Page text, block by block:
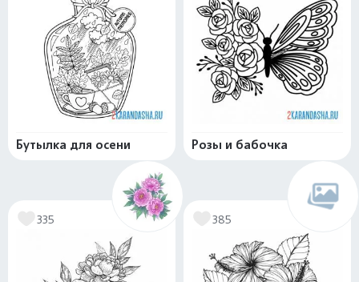
Бутылка для осени Розы и бабочка
335 385